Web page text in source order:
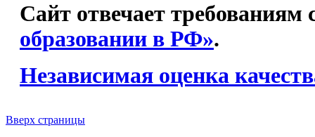
Сайт отвечает требованиям
образовании в РФ».
Независимая оценка
Вверх страницы